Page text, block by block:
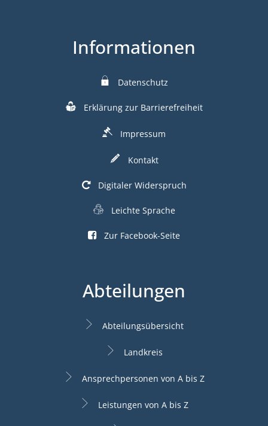
Informationen
Datenschutz
Erklärung zur Barrierefreiheit
Impressum
Kontakt
Digitaler Widerspruch
Leichte Sprache
Zur Facebook-Seite
Abteilungen
Abteilungsübersicht
Landkreis
Ansprechpersonen von A bis Z
Leistungen von A bis Z